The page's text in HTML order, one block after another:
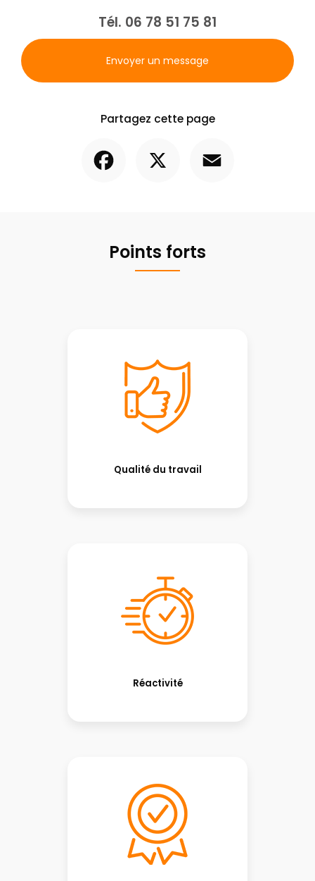
Tél. 06 78 51 75 81
Envoyer un message
Partagez cette page
Points forts
Qualité du travail
Réactivité